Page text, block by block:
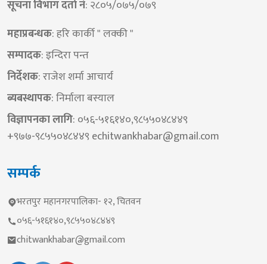
सूचना विभाग दर्ता नं: २८०५/०७५/०७९
महाप्रबन्धक: हरि कार्की " लक्की "
सम्पादक: इन्दिरा पन्त
निर्देशक​: राजेश शर्मा आचार्य
ब्यबस्थापक: निर्माला बस्याल
विज्ञापनका लागि: ०५६-५१६१४०,९८५५०४८४४९
+९७७-९८५५०४८४४९ echitwankhabar@gmail.com
सम्पर्क
भरतपुर महानगरपालिका- १२, चितवन
०५६-५१६१४०,९८५५०४८४४९
chitwankhabar@gmail.com